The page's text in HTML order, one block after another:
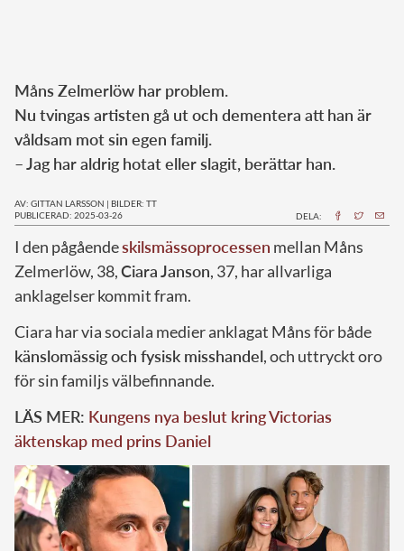
Monacos furstehus
Måns Zelmerlöw har problem.
Nu tvingas artisten gå ut och dementera att han är
våldsam mot sin egen familj.
– Jag har aldrig hotat eller slagit, berättar han.
AV: GITTAN LARSSON | BILDER: TT
PUBLICERAD: 2025-03-26
DELA:
I den pågåendeskilsmässoprocessen mellan Måns
Zelmerlöw, 38,Ciara Janson, 37, har allvarliga
anklagelser kommit fram.
Ciara har via sociala medier anklagat Måns för både
känslomässig och fysisk misshandel, och uttryckt oro
för sin familjs välbefinnande.
LÄS MER: Kungens nya beslut kring Victorias
äktenskap med prins Daniel